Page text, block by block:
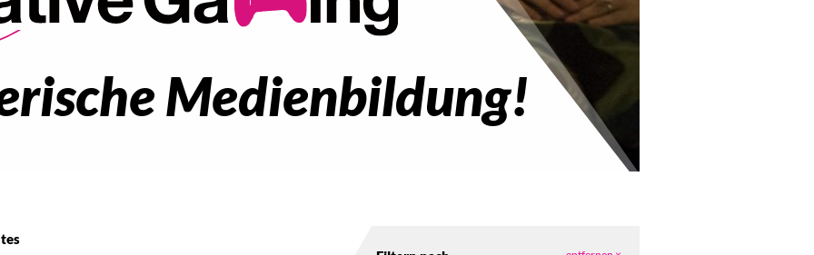
Medienbildung!